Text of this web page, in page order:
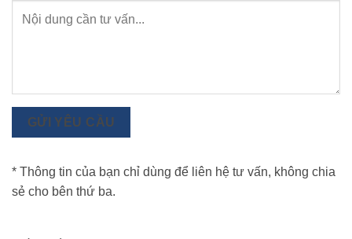
GỬI YÊU CẦU
* Thông tin của bạn chỉ dùng để liên hệ tư vấn, không chia
sẻ cho bên thứ ba.